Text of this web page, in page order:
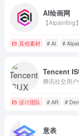
AI绘画网
其他素材 # AI #
Tencent
设计团队 # AR #
意表